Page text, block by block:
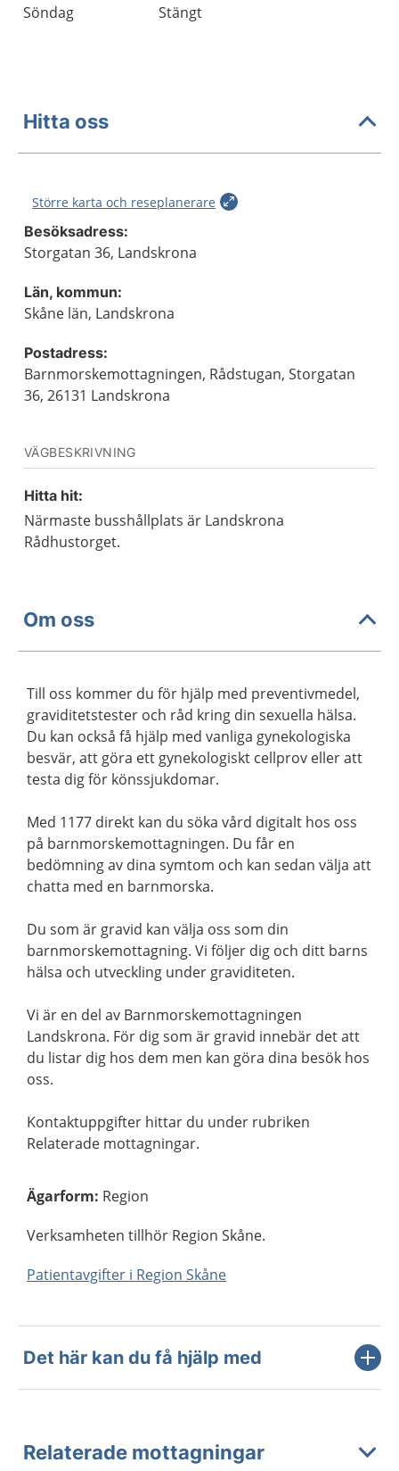
Söndag Stängt
Hitta oss
Större karta och reseplanerare
Besöksadress:
Storgatan 36, Landskrona
Län, kommun:
Skåne län, Landskrona
Postadress:
Barnmorskemottagningen, Rådstugan, Storgatan
36, 26131 Landskrona
VÄGBESKRIVNING
Hitta hit:
Närmaste busshållplats är Landskrona
Rådhustorget.
Om oss
Till oss kommer du för hjälp med preventivmedel,
graviditetstester och råd kring din sexuella hälsa.
Du kan också få hjälp med vanliga gynekologiska
besvär, att göra ett gynekologiskt cellprov eller att
testa dig för könssjukdomar.
Med 1177 direkt kan du söka vård digitalt hos oss
på barnmorskemottagningen. Du får en
bedömning av dina symtom och kan sedan välja att
chatta med en barnmorska.
Du som är gravid kan välja oss som din
barnmorskemottagning. Vi följer dig och ditt barns
hälsa och utveckling under graviditeten.
Vi är en del av Barnmorskemottagningen
Landskrona. För dig som är gravid innebär det att
du listar dig hos dem men kan göra dina besök hos
oss.
Kontaktuppgifter hittar du under rubriken
Relaterade mottagningar.
Ägarform: Region
Verksamheten tillhör Region Skåne.
Patientavgifter i Region Skåne
Det här kan du få hjälp med
Relaterade mottagningar